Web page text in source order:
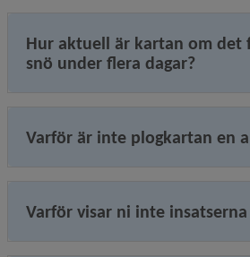
Hur aktuell är kartan om det
snö under flera dagar?
Varför är inte plogkartan en
Varför visar ni inte